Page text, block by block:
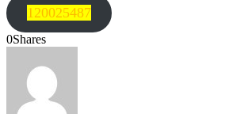
120025487
0Shares